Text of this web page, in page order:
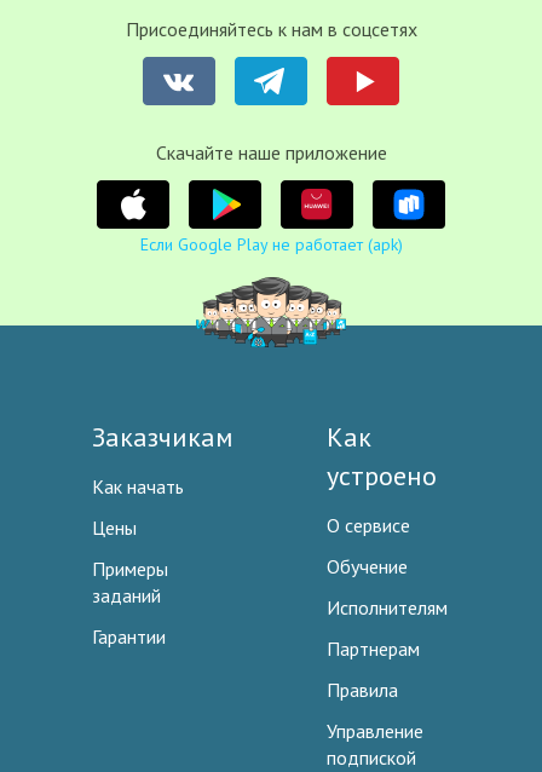
Присоединяйтесь к нам в соцсетях
Cкачайте наше приложение
Если Google Play не работает (apk)
Заказчикам
Как начать
Цены
Примеры
заданий
Гарантии
Как
устроено
О сервисе
Обучение
Исполнителям
Партнерам
Правила
Управление
подпиской